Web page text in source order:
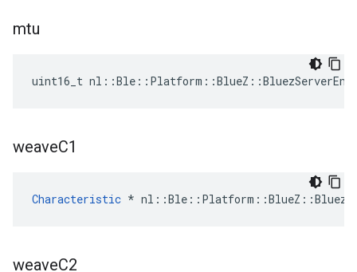
mtu
uint16_t
weaveC1
Characteristic *
weaveC2